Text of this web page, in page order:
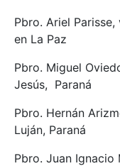
Pbro. Ariel
en La Paz
Pbro. Miguel
Jesús, Paraná
Pbro. Hernán
Luján, Paraná
Pbro. Juan Ignacio